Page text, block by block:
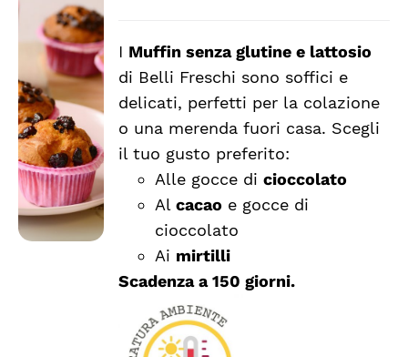
SCEGLI
QUESTO
PRODOTTO
HA
PIÙ
VARIANTI.
LE
OPZIONI
POSSONO
PRODOTTO
/
DETTAGLI
I Muffin senza glutine e lattosio
di Belli Freschi sono soffici e
delicati, perfetti per la colazione
o una merenda fuori casa. Scegli
il tuo gusto preferito:
Alle gocce dicioccolato
Alcacao e gocce di
cioccolato
Ai mirtilli
Scadenza a 150 giorni.